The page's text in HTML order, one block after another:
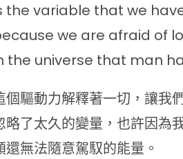
the variable that we
we are afraid of
the universe that man
個驅動力解釋著一切，讓我
略了太久的變量，也許因為
還無法隨意駕馭的能量。